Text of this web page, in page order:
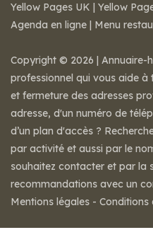
Yellow Pages UK | Yellow
Agenda en ligne | Menu
Copyright © 2026 | Annuaire-
professionnel qui vous aide à
et fermeture des adresses
adresse, d'un numéro de
d’un plan d'accès ?
par activité et aussi par le
souhaitez contacter et par la
recommandations avec un
Mentions légales - Conditions